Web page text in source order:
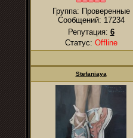
Группа: Проверенные
Сообщений: 17234
Репутация: 6
Статус: Offline
Stefaniaya